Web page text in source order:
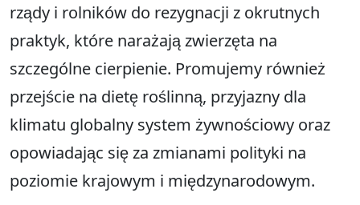
rządy i rolników do rezygnacji z okrutnych
praktyk, które narażają zwierzęta na
szczególne cierpienie. Promujemy również
przejście na dietę roślinną, przyjazny dla
klimatu globalny system żywnościowy oraz
opowiadając się za zmianami polityki na
poziomie krajowym i międzynarodowym.